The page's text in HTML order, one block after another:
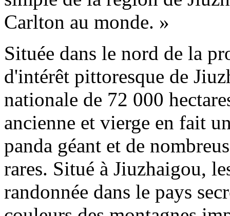
Carlton au monde. »
Située dans le nord de la
d'intérêt pittoresque de
nationale de 72 000
ancienne et vierge en fait
panda géant et de
rares. Situé à Jiuzhaigou,
randonnée dans le pays